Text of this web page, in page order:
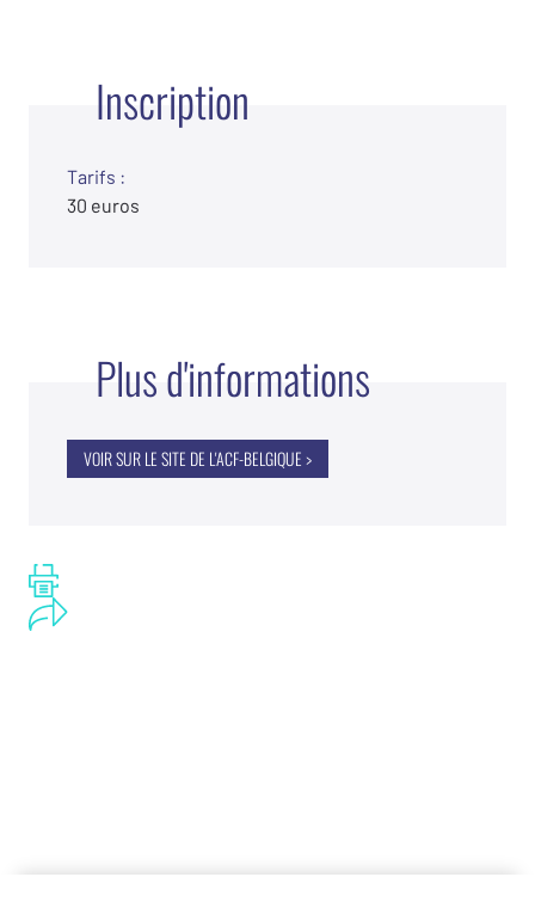
Inscription
Tarifs :
30 euros
Plus d'informations
VOIR SUR LE SITE DE L'ACF-BELGIQUE >